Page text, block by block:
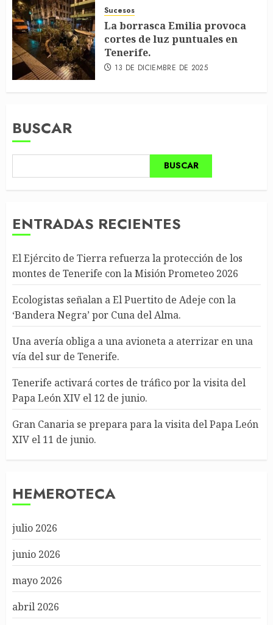
Sucesos
La borrasca Emilia provoca
cortes de luz puntuales en
Tenerife.
13 DE DICIEMBRE DE 2025
BUSCAR
BUSCAR
ENTRADAS RECIENTES
El Ejército de Tierra refuerza la protección de los
montes de Tenerife con la Misión Prometeo 2026
Ecologistas señalan a El Puertito de Adeje con la
‘Bandera Negra’ por Cuna del Alma.
Una avería obliga a una avioneta a aterrizar en una
vía del sur de Tenerife.
Tenerife activará cortes de tráfico por la visita del
Papa León XIV el 12 de junio.
Gran Canaria se prepara para la visita del Papa León
XIV el 11 de junio.
HEMEROTECA
julio 2026
junio 2026
mayo 2026
abril 2026